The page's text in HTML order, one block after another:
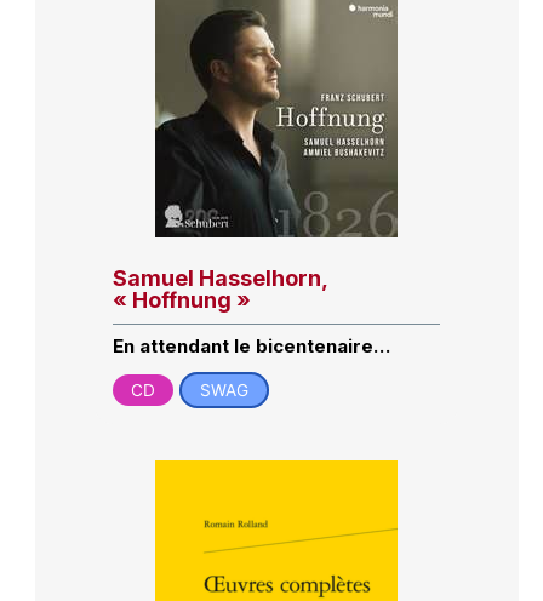
Samuel Hasselhorn,
« Hoffnung »
En attendant le bicentenaire…
CD SWAG